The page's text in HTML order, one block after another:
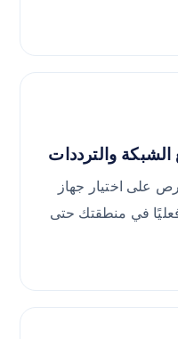
الشبكة والترددات
على اختيار جهاز
في منطقتك حتى